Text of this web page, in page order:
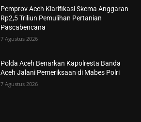
Pemprov Aceh Klarifikasi Skema Anggaran
Rp2,5 Triliun Pemulihan Pertanian
Pascabencana
7 Agustus 2026
Polda Aceh Benarkan Kapolresta Banda
Aceh Jalani Pemeriksaan di Mabes Polri
7 Agustus 2026